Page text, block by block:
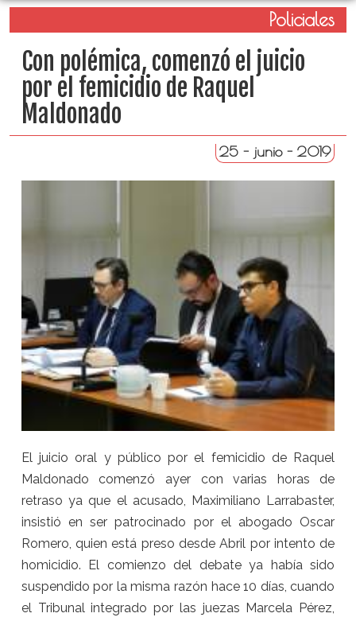
Policiales
Con polémica, comenzó el juicio
por el femicidio de Raquel
Maldonado
25 - junio - 2019
El juicio oral y público por el femicidio de Raquel
Maldonado comenzó ayer con varias horas de
retraso ya que el acusado, Maximiliano Larrabaster,
insistió en ser patrocinado por el abogado Oscar
Romero, quien está preso desde Abril por intento de
homicidio. El comienzo del debate ya había sido
suspendido por la misma razón hace 10 días, cuando
el Tribunal integrado por las juezas Marcela Pérez,